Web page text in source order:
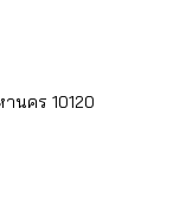
นคร 10120